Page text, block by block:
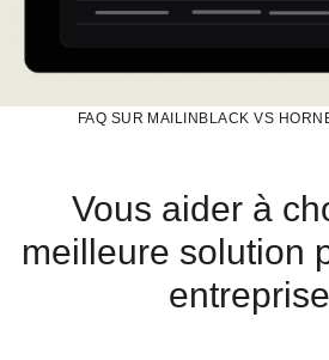
FAQ SUR MAILINBLACK VS
Vous aider à
meilleure solution
entreprise